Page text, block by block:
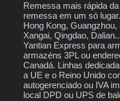
Remessa mais rápida
remessa em um só
Hong Kong,
Xangai, Qingdao,
Yantian Express para
armazéns 3PL ou
Canadá. Linhas
a UE e o Reino Unido
autogerenciado ou IVA
local DPD ou UPS de